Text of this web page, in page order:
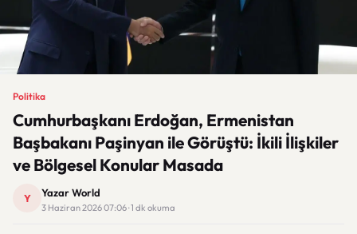
Politika
Cumhurbaşkanı Erdoğan, Ermenistan
Başbakanı Paşinyan ile Görüştü: İkili İlişkiler
ve Bölgesel Konular Masada
Y Yazar World
3 Haziran 2026 07:06 · 1 dk okuma